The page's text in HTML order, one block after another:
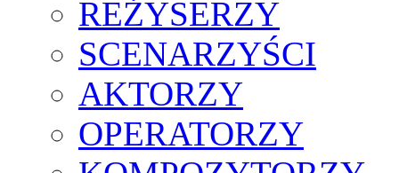
REŻYSERZY
SCENARZYŚCI
AKTORZY
OPERATORZY